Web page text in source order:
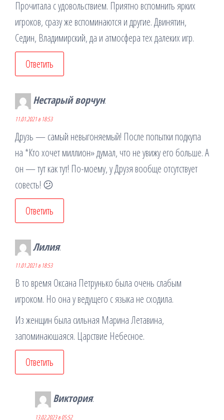
Прочитала с удовольствием. Приятно вспомнить ярких
игроков, сразу же вспоминаются и другие. Двинятин,
Седин, Владимирский, да и атмосфера тех далеких игр.
Ответить
Нестарый ворчун:
11.01.2021 в 18:53
Друзь — самый невыгоняемый! После попытки подкупа
на *Кто хочет миллион» думал, что не увижу его больше. А
он — тут как тут! По-моему, у Друзя вообще отсутствует
совесть! 😕
Ответить
Лилия:
11.01.2021 в 18:53
В то время Оксана Петрунько была очень слабым
игроком. Но она у ведущего с языка не сходила.
Из женщин была сильная Марина Летавина,
запоминаюшаяся. Царствие Небесное.
Ответить
Виктория:
13.02.2023 в 05:52